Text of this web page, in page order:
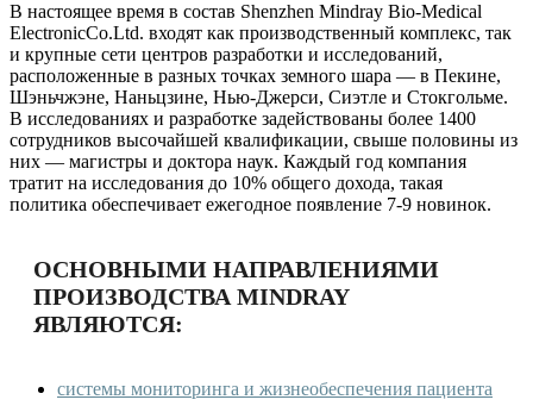
В настоящее время в состав Shenzhen Mindray Bio-Medical
ElectronicCo.Ltd. входят как производственный комплекс, так
и крупные сети центров разработки и исследований,
расположенные в разных точках земного шара — в Пекине,
Шэньчжэне, Наньцзине, Нью-Джерси, Сиэтле и Стокгольме.
В исследованиях и разработке задействованы более 1400
сотрудников высочайшей квалификации, свыше половины из
них — магистры и доктора наук. Каждый год компания
тратит на исследования до 10% общего дохода, такая
политика обеспечивает ежегодное появление 7-9 новинок.
ОСНОВНЫМИ НАПРАВЛЕНИЯМИ
ПРОИЗВОДСТВА MINDRAY
ЯВЛЯЮТСЯ:
системы мониторинга и жизнеобеспечения пациента